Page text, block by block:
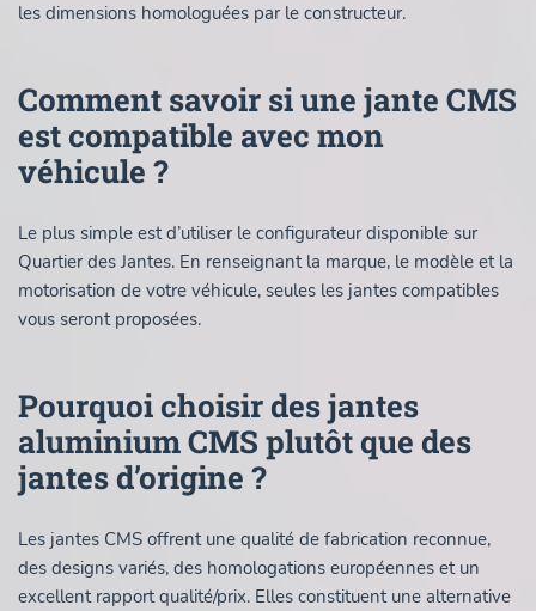
les dimensions homologuées par le constructeur.
Comment savoir si une jante CMS
est compatible avec mon
véhicule ?
Le plus simple est d’utiliser le configurateur disponible sur
Quartier des Jantes. En renseignant la marque, le modèle et la
motorisation de votre véhicule, seules les jantes compatibles
vous seront proposées.
Pourquoi choisir des jantes
aluminium CMS plutôt que des
jantes d’origine ?
Les jantes CMS offrent une qualité de fabrication reconnue,
des designs variés, des homologations européennes et un
excellent rapport qualité/prix. Elles constituent une alternative